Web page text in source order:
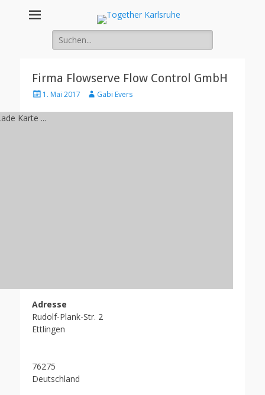
Together
Integration von jungen Menschen mit Fluchterfahrung und
Suche
nach:
Firma Flowserve Flow Control GmbH
Posted1. Mai 2017 AuthorGabi Evers
Karte ...
Adresse
Rudolf-Plank-Str. 2
Ettlingen
76275
Deutschland